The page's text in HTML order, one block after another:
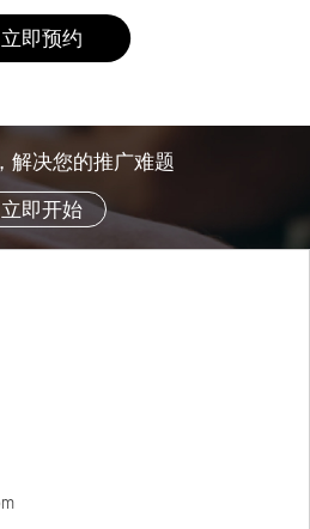
立即预约
解决您的推广难题
立即开始